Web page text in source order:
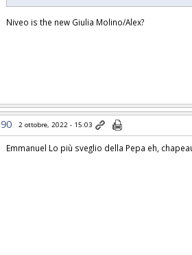
Niveo is the new Giulia Molino/Alex?
90 2 ottobre, 2022 - 15:03
Emmanuel Lo più sveglio della Pepa eh,